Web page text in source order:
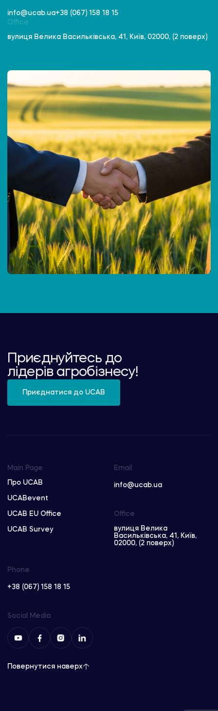
info@ucab.ua+38 (067) 158 18 15
Office
вулиця Велика Васильківська, 41, Київ, 02000, (2 поверх)
Приєднуйтесь до
лідерів агробізнесу!
Приєднатися до UCAB
Main Page
Про UCAB
UCABevent
UCAB EU Office
UCAB Survey
Email
info@ucab.ua
Phone
+38 (067) 158 18 15
Office
вулиця Велика
Васильківська, 41, Київ,
02000, (2 поверх)
Social Media
Повернутися наверх